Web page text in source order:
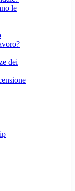
le
dei